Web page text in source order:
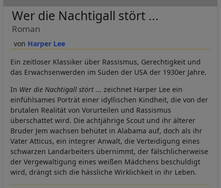
Harper Lee
Wer die Nachtigall stört ...
Roman
Ein zeitloser Klassiker über Rassismus, Gerechtigkeit und
das Erwachsenwerden im Süden der USA der 1930er Jahre.
In Wer die Nachtigall stört ... zeichnet Harper Lee ein
einfühlsames Porträt einer idyllischen Kindheit, die von der
brutalen Realität von Vorurteilen und Rassismus
überschattet wird. Die achtjährige Scout und ihr älterer
Bruder Jem wachsen behütet in Alabama auf, doch als ihr
Vater Atticus, ein integrer Anwalt, die Verteidigung eines
schwarzen Landarbeiters übernimmt, der fälschlicherweise
der Vergewaltigung eines weißen Mädchens beschuldigt
wird, drängt sich die hässliche Wirklichkeit in ihr Leben.